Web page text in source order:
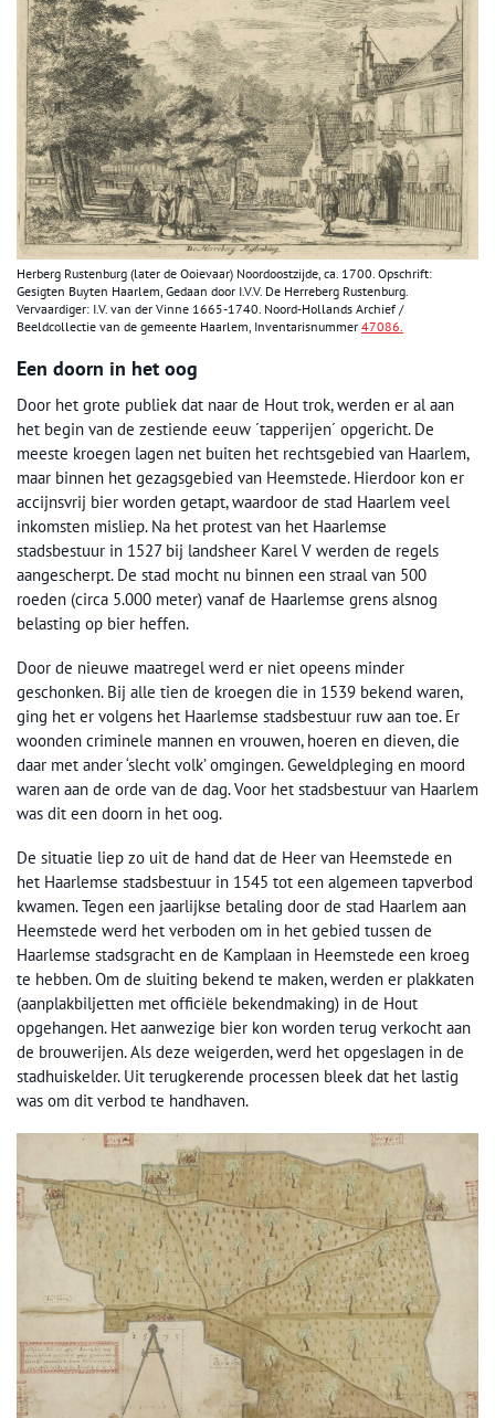
Herberg Rustenburg (later de Ooievaar) Noordoostzijde, ca. 1700. Opschrift:
Gesigten Buyten Haarlem, Gedaan door I.V.V. De Herreberg Rustenburg.
Vervaardiger: I.V. van der Vinne 1665-1740. Noord-Hollands Archief /
Beeldcollectie van de gemeente Haarlem, Inventarisnummer 47086.
Een doorn in het oog
Door het grote publiek dat naar de Hout trok, werden er al aan
het begin van de zestiende eeuw ´tapperijen´ opgericht. De
meeste kroegen lagen net buiten het rechtsgebied van Haarlem,
maar binnen het gezagsgebied van Heemstede. Hierdoor kon er
accijnsvrij bier worden getapt, waardoor de stad Haarlem veel
inkomsten misliep. Na het protest van het Haarlemse
stadsbestuur in 1527 bij landsheer Karel V werden de regels
aangescherpt. De stad mocht nu binnen een straal van 500
roeden (circa 5.000 meter) vanaf de Haarlemse grens alsnog
belasting op bier heffen.
Door de nieuwe maatregel werd er niet opeens minder
geschonken. Bij alle tien de kroegen die in 1539 bekend waren,
ging het er volgens het Haarlemse stadsbestuur ruw aan toe. Er
woonden criminele mannen en vrouwen, hoeren en dieven, die
daar met ander ‘slecht volk’ omgingen. Geweldpleging en moord
waren aan de orde van de dag. Voor het stadsbestuur van Haarlem
was dit een doorn in het oog.
De situatie liep zo uit de hand dat de Heer van Heemstede en
het Haarlemse stadsbestuur in 1545 tot een algemeen tapverbod
kwamen. Tegen een jaarlijkse betaling door de stad Haarlem aan
Heemstede werd het verboden om in het gebied tussen de
Haarlemse stadsgracht en de Kamplaan in Heemstede een kroeg
te hebben. Om de sluiting bekend te maken, werden er plakkaten
(aanplakbiljetten met officiële bekendmaking) in de Hout
opgehangen. Het aanwezige bier kon worden terug verkocht aan
de brouwerijen. Als deze weigerden, werd het opgeslagen in de
stadhuiskelder. Uit terugkerende processen bleek dat het lastig
was om dit verbod te handhaven.